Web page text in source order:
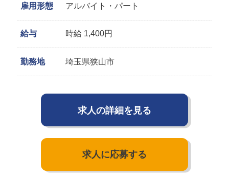
雇用形態 アルバイト・パート
給与 時給 1,400円
勤務地 埼玉県狭山市
求人の詳細を見る
求人に応募する